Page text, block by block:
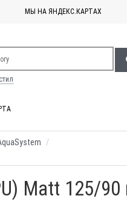
МЫ НА ЯНДЕКС.КАРТАХ
Matt 125/90